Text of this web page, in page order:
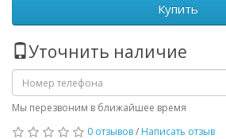
Купить
Уточнить наличие
Мы перезвоним в ближайшее время
0 отзывов/ Написать отзыв